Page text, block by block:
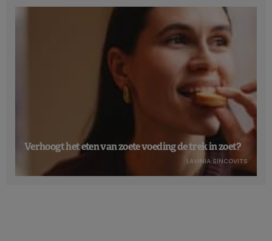
Verrassender is dat sommige van de kazen met het minste
lactose niet meteen als zodanig worden gezien: dit is het
geval voor mozzarella di bufala, cancoillotte, reblochon en
Naast kaas legt het boek ook uit dat het mogelijk is omzelf
verschillende lactosevrije producten te maken, zoals
melk, room, yoghurt, verse kaas, mascarpone… Dit zijn
basisproducten die de deur openen naar een veelheid aan
traditionele recepten die vaak worden gemeden in geval van
lactose-intolerantie. Hierdoor kunnen ook minder bewerkte
producten worden gebruikt, die bovendien goedkoper zijn
Verhoogt het eten van zoete voeding de trek in zoet?
LAVINIA SINCOVITS